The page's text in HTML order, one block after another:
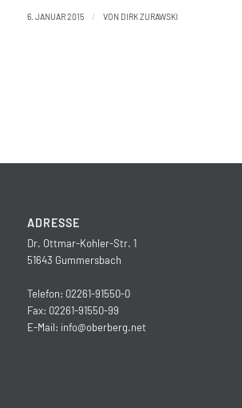
6. JANUAR 2015 / VON DIRK ZURAWSKI
ADRESSE
Dr. Ottmar-Kohler-Str. 1
51643 Gummersbach
Telefon: 02261-91550-0
Fax: 02261-91550-99
E-Mail: info@oberberg.net